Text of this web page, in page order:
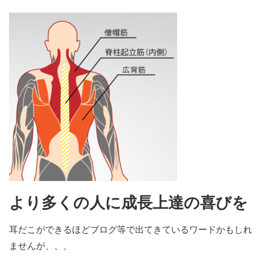
より多くの人に成長上達の喜びを
耳だこができるほどブログ等で出てきているワードかもしれ
ませんが、、、